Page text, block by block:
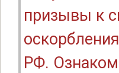
призывы к
РФ.